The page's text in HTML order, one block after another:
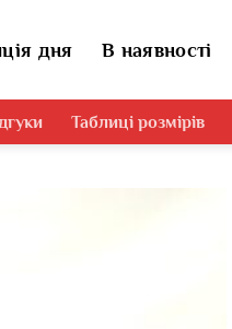
дня В наявності
Таблиці розмірів